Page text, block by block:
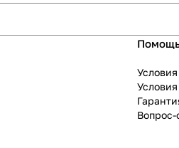
Вопрос-